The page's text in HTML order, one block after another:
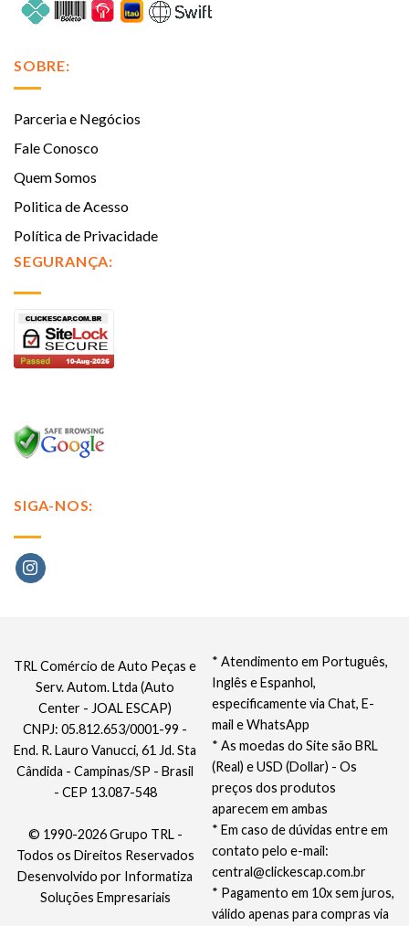
SOBRE:
Parceria e Negócios
Fale Conosco
Quem Somos
Politica de Acesso
Política de Privacidade
SEGURANÇA:
SIGA-NOS:
* Atendimento em Português,
Inglês e Espanhol,
especificamente via Chat, E-
mail e WhatsApp
* As moedas do Site são BRL
(Real) e USD (Dollar) - Os
preços dos produtos
aparecem em ambas
* Em caso de dúvidas entre em
contato pelo e-mail:
central@clickescap.com.br
* Pagamento em 10x sem juros,
válido apenas para compras via
TRL Comércio de Auto Peças e
Serv. Autom. Ltda (Auto
Center - JOAL ESCAP)
CNPJ: 05.812.653/0001-99 -
End. R. Lauro Vanucci, 61 Jd. Sta
Cândida - Campinas/SP - Brasil
- CEP 13.087-548
© 1990-2026 Grupo TRL -
Todos os Direitos Reservados
Desenvolvido por Informatiza
Soluções Empresariais